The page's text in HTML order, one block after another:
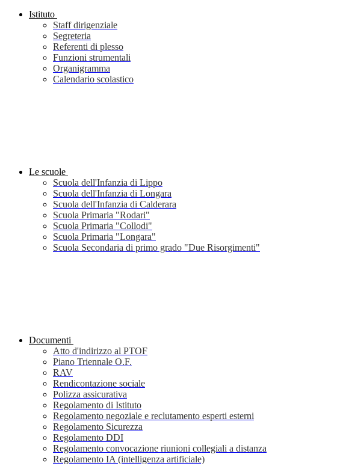
Istituto
Staff dirigenziale
Segreteria
Referenti di plesso
Funzioni strumentali
Organigramma
Calendario scolastico
Le scuole
Scuola dell'Infanzia di Lippo
Scuola dell'Infanzia di Longara
Scuola dell'Infanzia di Calderara
Scuola Primaria "Rodari"
Scuola Primaria "Collodi"
Scuola Primaria "Longara"
Scuola Secondaria di primo grado "Due Risorgimenti"
Documenti
Atto d'indirizzo al PTOF
Piano Triennale O.F.
RAV
Rendicontazione sociale
Polizza assicurativa
Regolamento di Istituto
Regolamento negoziale e reclutamento esperti esterni
Regolamento Sicurezza
Regolamento DDI
Regolamento convocazione riunioni collegiali a distanza
Regolamento IA (intelligenza artificiale)